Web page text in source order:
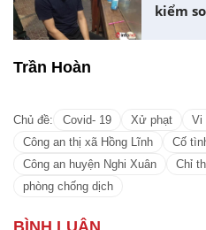
kiểm
Trần Hoàn
Chủ đề: Covid- 19 Xử phạt
Vi
Công an thị xã Hồng Lĩnh
Cố
Công an huyện Nghi Xuân
Chỉ
phòng chống dịch